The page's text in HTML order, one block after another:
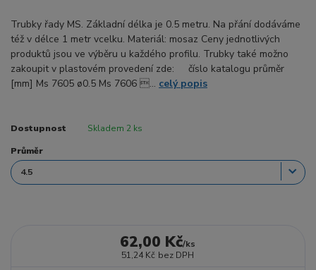
Trubky řady MS. Základní délka je 0.5 metru. Na přání dodáváme
též v délce 1 metr vcelku. Materiál: mosaz Ceny jednotlivých
produktů jsou ve výběru u každého profilu. Trubky také možno
zakoupit v plastovém provedení zde: číslo katalogu průměr
[mm] Ms 7605 ø0.5 Ms 7606 ... celý popis
Dostupnost Skladem 2 ks
Průměr
62,00 Kč/ks
51,24 Kč bez DPH